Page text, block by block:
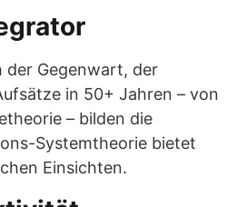
der Gegenwart, der
in 50+ Jahren – von
– bilden die
Systemtheorie bietet
Einsichten.